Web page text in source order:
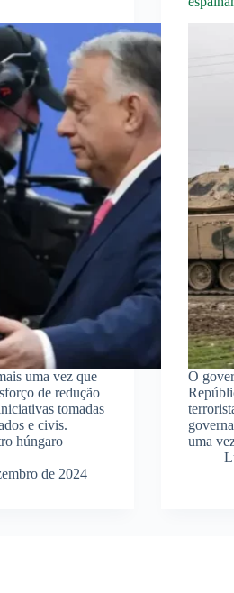
uma vez que
de redução
tomadas
e civis.
húngaro
de 2024
O
uma